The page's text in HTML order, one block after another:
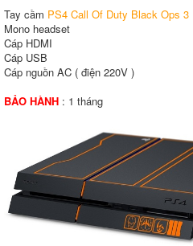
Tay cầm PS4 Call Of Duty Black Ops 3
Mono headset
Cáp HDMI
Cáp USB
Cáp nguồn AC ( điện 220V )
BẢO HÀNH : 1 tháng